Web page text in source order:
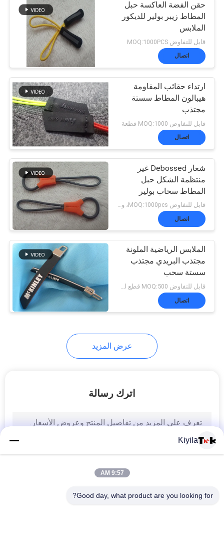
سياسة
الخصوصية
ملصقات مطاط
السيليكون
128
المنسوجة تسميات
الملابس
51
بقع جلدية مزخرفة
76
ملصق نقل الحرارة
الملابس هانغ الكلمات
26
حقن الفضة العاكسة حبل
المطاط زيبر بولير للديكور
الملابس
قابل للتفاوض MOQ:1000PCS
اتصال
ارتداء حقائب المقاومة
هيبالون المطاط سستة
مجتذب
قابل للتفاوض MOQ:1000 قطعة
اتصال
شعار Debossed غير
منتظمة الشكل حبل
المطاط سحاب بولير
لأكياس تسلق الجبال
قابل للتفاوض MOQ:1000pcs، وnegotiale
اتصال
الملابس الرياضية الملونة
مجتذب البريدي مجتذب
سستة سحب
قابل للتفاوض MOQ:500 قطع لكل لون
اتصال
عرض المزيد
اترك رسالة
Kiyila
9:57 AM
Good day, what product are you looking for?